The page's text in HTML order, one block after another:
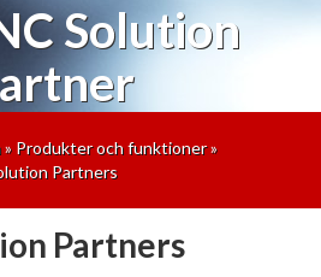
Solution
» Produkter och funktioner»
Partners
Partners